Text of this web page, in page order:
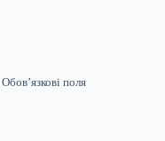
Обов’язкові поля